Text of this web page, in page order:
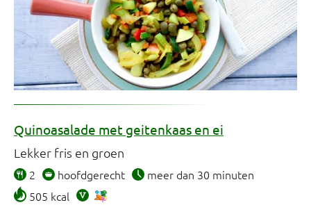
Quinoasalade met geitenkaas en ei
Lekker fris en groen
2 hoofdgerecht
meer dan 30 minuten
505 kcal